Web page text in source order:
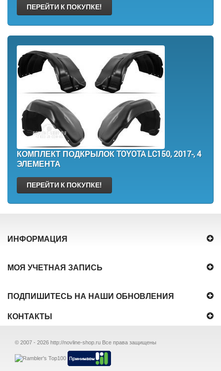
ПЕРЕЙТИ К ПОКУПКЕ!
КОМПЛЕКТ ПОДКРЫЛОК TOYOTA LC150, 2017-, 4
ЭЛЕМЕНТА
ПЕРЕЙТИ К ПОКУПКЕ!
ИНФОРМАЦИЯ
© 2007 - 2026 http://novline-shop.ru Все права защищены
МОЯ УЧЕТНАЯ ЗАПИСЬ
ПОДПИШИТЕСЬ НА НАШИ ОБНОВЛЕНИЯ
КОНТАКТЫ